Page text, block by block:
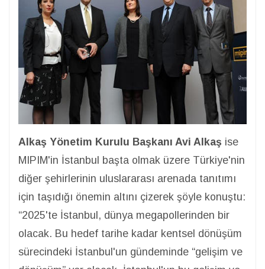
Alkaş Yönetim Kurulu Başkanı Avi Alkaş ise
MIPIM'in İstanbul başta olmak üzere Türkiye'nin
diğer şehirlerinin uluslararası arenada tanıtımı
için taşıdığı önemin altını çizerek şöyle konuştu:
“2025'te İstanbul, dünya megapollerinden bir
olacak. Bu hedef tarihe kadar kentsel dönüşüm
sürecindeki İstanbul'un gündeminde “gelişim ve